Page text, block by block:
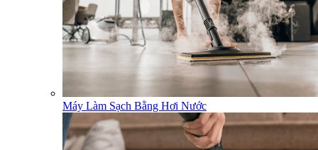
Máy Làm Sạch Bằng Hơi Nước